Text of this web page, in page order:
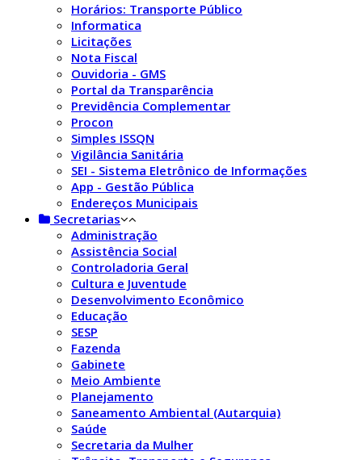
Horários: Transporte Público
Informatica
Licitações
Nota Fiscal
Ouvidoria - GMS
Portal da Transparência
Previdência Complementar
Procon
Simples ISSQN
Vigilância Sanitária
SEI - Sistema Eletrônico de Informações
App - Gestão Pública
Endereços Municipais
Secretarias
Administração
Assistência Social
Controladoria Geral
Cultura e Juventude
Desenvolvimento Econômico
Educação
SESP
Fazenda
Gabinete
Meio Ambiente
Planejamento
Saneamento Ambiental (Autarquia)
Saúde
Secretaria da Mulher